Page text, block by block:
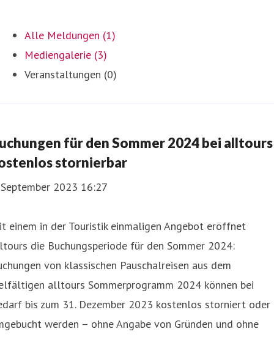
Alle Meldungen (1)
Mediengalerie (3)
Veranstaltungen (0)
für den Sommer 2024 bei alltours
stornierbar
2023 16:27
einem in der Touristik einmaligen Angebot eröffnet
die Buchungsperiode für den Sommer 2024:
von klassischen Pauschalreisen aus dem
alltours Sommerprogramm 2024 können bei
bis zum 31. Dezember 2023 kostenlos storniert oder
werden – ohne Angabe von Gründen und ohne